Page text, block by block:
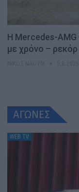
Η Mercedes-AMG
με χρόνο –
ΑΓΩΝΕΣ
WEB TV